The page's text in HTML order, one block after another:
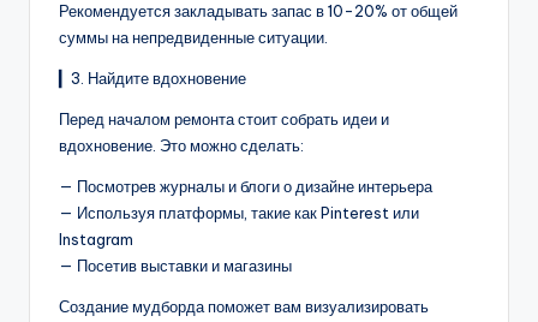
Рекомендуется закладывать запас в 10-20% от общей
суммы на непредвиденные ситуации.
▎3. Найдите вдохновение
Перед началом ремонта стоит собрать идеи и
вдохновение. Это можно сделать:
— Посмотрев журналы и блоги о дизайне интерьера
— Используя платформы, такие как Pinterest или
Instagram
— Посетив выставки и магазины
Создание мудборда поможет вам визуализировать